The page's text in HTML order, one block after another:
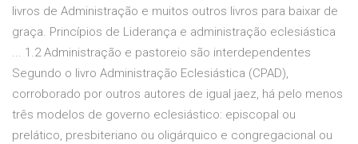
livros de Administração e muitos outros livros para baixar de
graça. Princípios de Liderança e administração eclesiástica
... 1.2 Administração e pastoreio são interdependentes
Segundo o livro Administração Eclesiástica (CPAD),
corroborado por outros autores de igual jaez, há pelo menos
três modelos de governo eclesiástico: episcopal ou
prelático, presbiteriano ou oligárquico e congregacional ou